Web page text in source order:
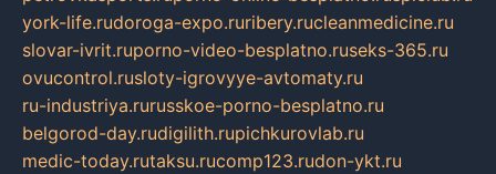
york-life.rudoroga-expo.ruribery.rucleanmedicine.ru
slovar-ivrit.ruporno-video-besplatno.ruseks-365.ru
ovucontrol.rusloty-igrovyye-avtomaty.ru
ru-industriya.rurusskoe-porno-besplatno.ru
belgorod-day.rudigilith.rupichkurovlab.ru
medic-today.rutaksu.rucomp123.rudon-ykt.ru